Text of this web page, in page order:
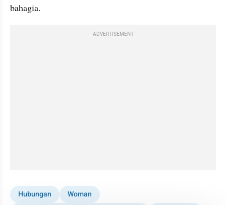
bahagia.
ADVERTISEMENT
Hubungan
Woman